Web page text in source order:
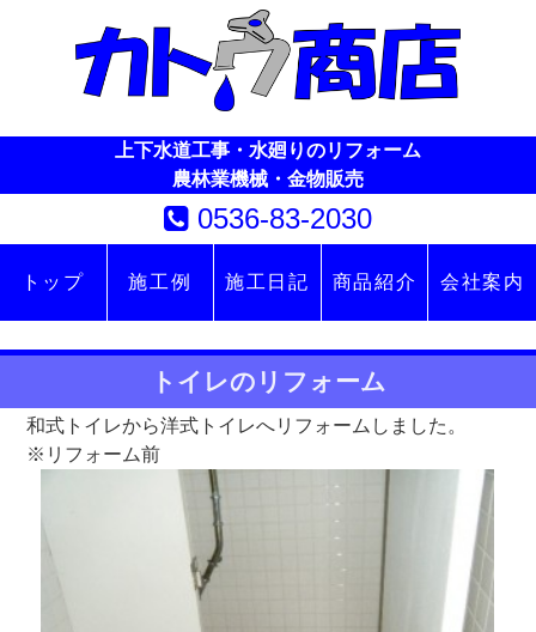
上下水道工事・水廻りのリフォーム
農林業機械・金物販売
0536-83-2030
トップ 施工例 施工日記 商品紹介 会社案内
トイレのリフォーム
和式トイレから洋式トイレへリフォームしました。
※リフォーム前